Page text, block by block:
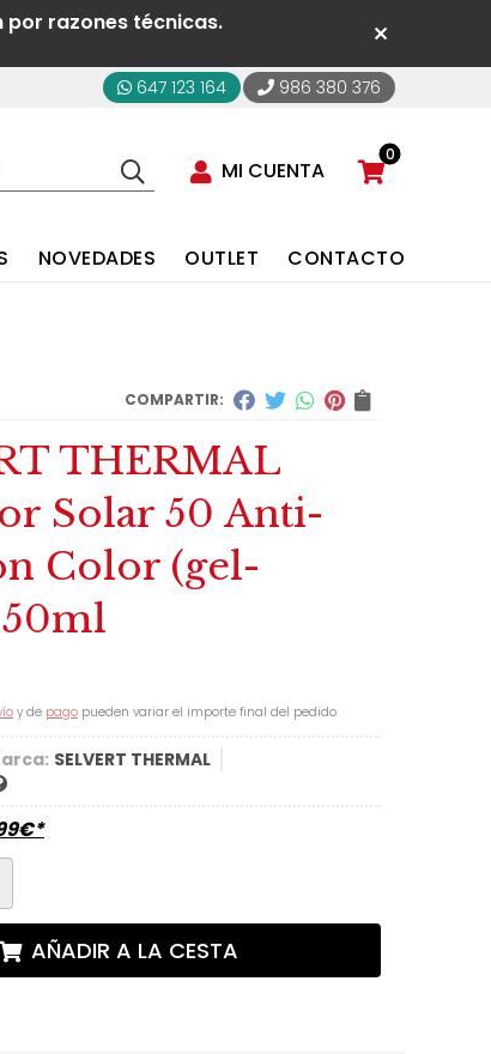
por razones técnicas.
647 123 164 986 380 376
MI CUENTA
0
NOVEDADES OUTLET CONTACTO
COMPARTIR:
THERMAL
Solar 50 Anti-
Color (gel-
y de pago pueden variar el importe final del pedido.
SELVERT THERMAL
€*
AÑADIR A LA CESTA